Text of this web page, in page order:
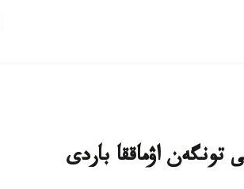
تونگەن اۋماققا باردى